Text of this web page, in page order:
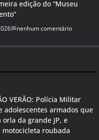
edição do “Museu
nenhum comentário
VERÃO: Polícia Militar
adolescentes armados que
orla da grande JP, e
motocicleta roubada